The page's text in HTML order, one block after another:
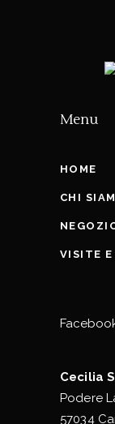
Menu
HOME
CHI
VISITE E
Cecilia
Podere
57034